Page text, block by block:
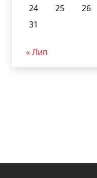
24
25 26
31
« Лип